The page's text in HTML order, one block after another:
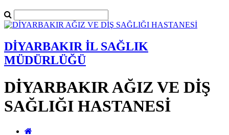
DİYARBAKIR İL SAĞLIK
MÜDÜRLÜĞÜ
DİYARBAKIR AĞIZ VE DİŞ
SAĞLIĞI HASTANESİ